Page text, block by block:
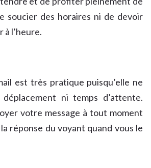
soucier des horaires ni de devoir
l’heure.
est très pratique puisqu’elle ne
ni temps d’attente.
votre message à tout moment
réponse du voyant quand vous le